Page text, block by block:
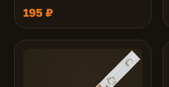
светодиодная лента на
катушке 5м.
195 ₽